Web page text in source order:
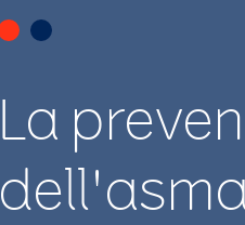
La